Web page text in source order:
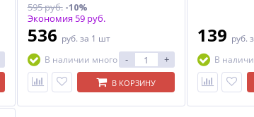
595 руб.-10%
Экономия 59 руб.
536 руб. за 1 шт
В наличии много
- +
В КОРЗИНУ
139 руб.
В